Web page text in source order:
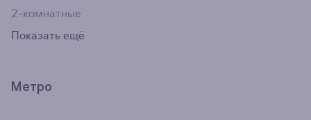
2-комнатные
Показать ещё
Метро